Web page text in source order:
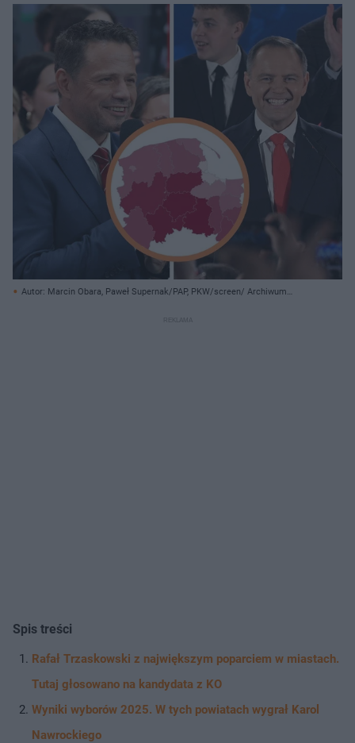
Autor: Marcin Obara, Paweł Supernak/PAP, PKW/screen/ Archiwum
Spis treści
Rafał Trzaskowski z największym poparciem w miastach.
Tutaj głosowano na kandydata z KO
Wyniki wyborów 2025. W tych powiatach wygrał Karol
Nawrockiego